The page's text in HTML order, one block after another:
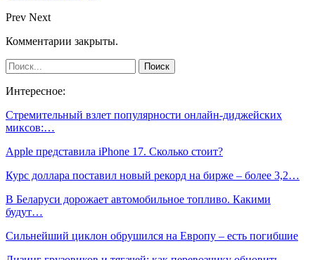
Prev Next
Комментарии закрыты.
Интересное:
Стремительный взлет популярности онлайн-диджейских
миксов:…
Apple представила iPhone 17. Сколько стоит?
Курс доллара поставил новый рекорд на бирже – более 3,2…
В Беларуси дорожает автомобильное топливо. Какими
будут…
Сильнейший циклон обрушился на Европу – есть погибшие